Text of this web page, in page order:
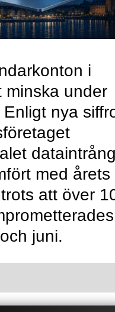
i
minska under
nya
med årets
att över
juni.